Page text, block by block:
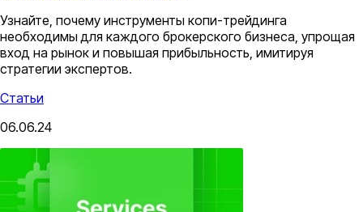
Узнайте, почему инструменты копи-трейдинга
необходимы для каждого брокерского бизнеса, упрощая
вход на рынок и повышая прибыльность, имитируя
стратегии экспертов.
Статьи
06.06.24